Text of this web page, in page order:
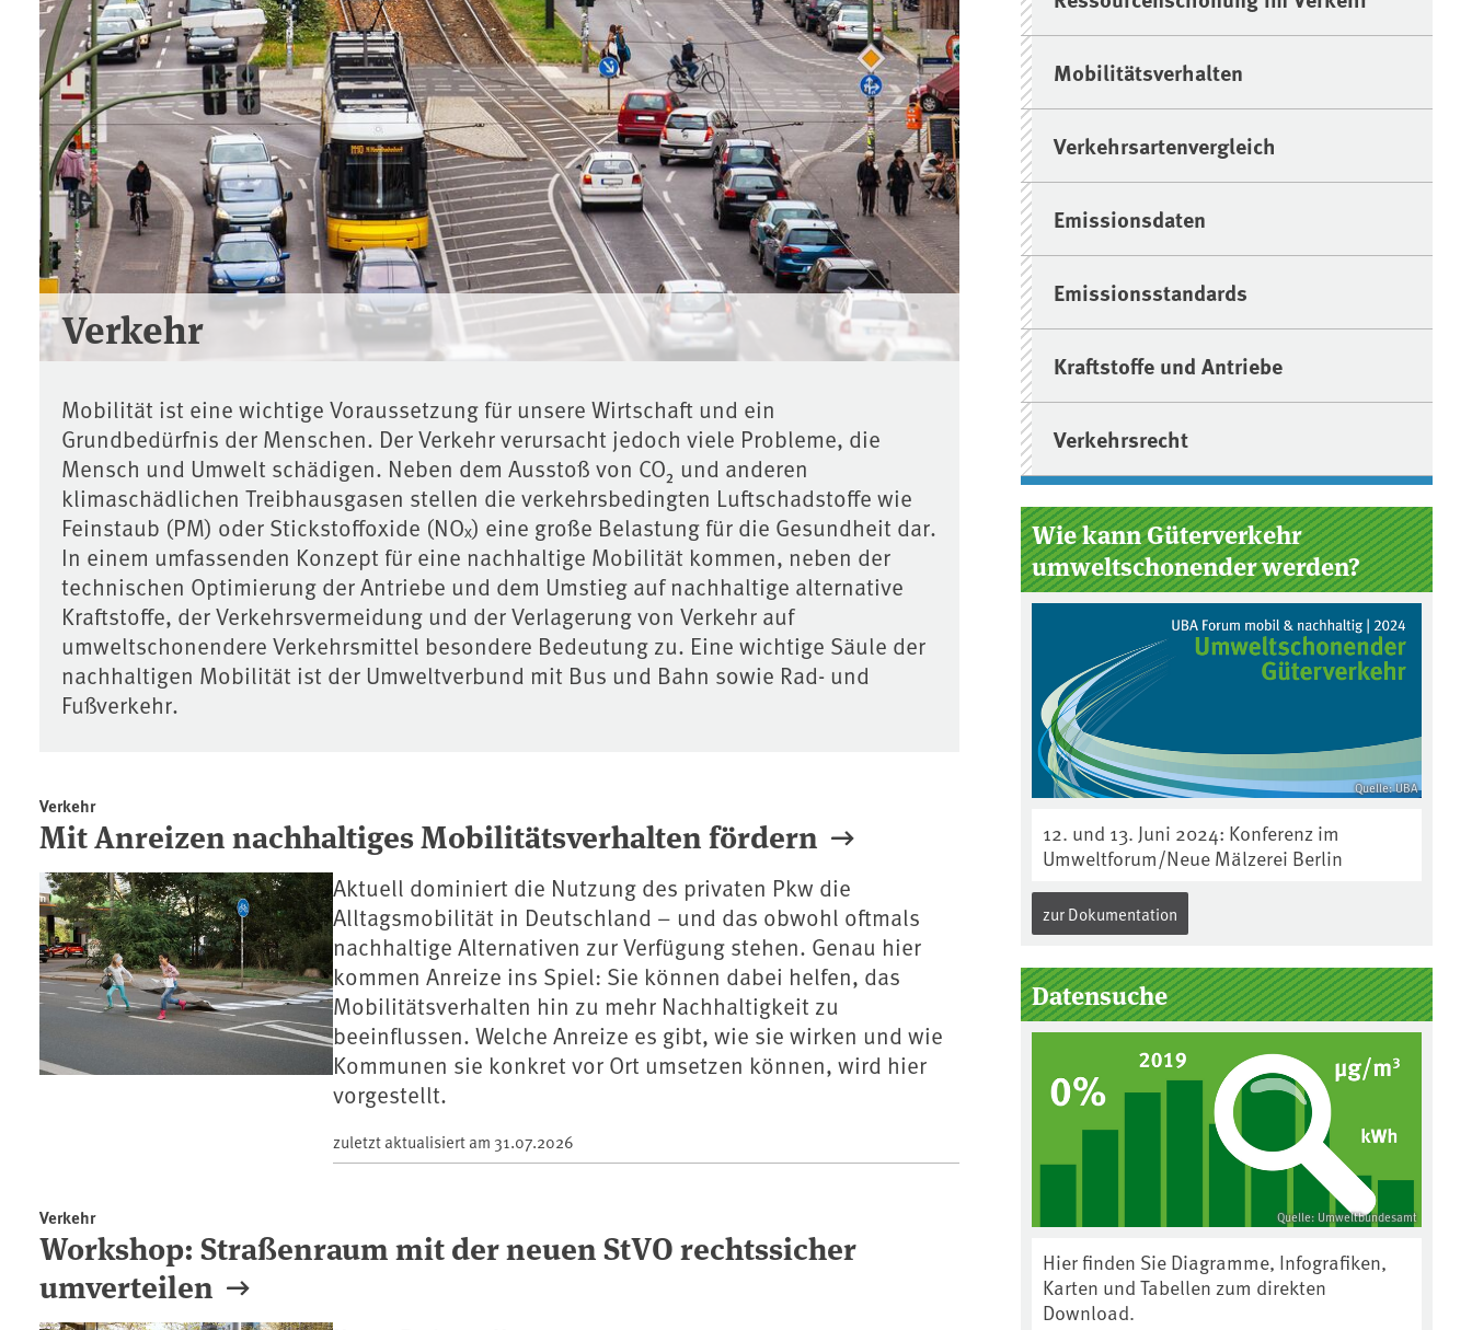
Verkehr
Mobilität ist eine wichtige Voraussetzung für unsere Wirtschaft und ein
Grundbedürfnis der Menschen. Der Verkehr verursacht jedoch viele Probleme, die
Mensch und Umwelt schädigen. Neben dem Ausstoß von CO₂ und anderen
klimaschädlichen Treibhausgasen stellen die verkehrsbedingten Luftschadstoffe wie
Feinstaub (PM) oder Stickstoffoxide (NOₓ) eine große Belastung für die Gesundheit dar.
In einem umfassenden Konzept für eine nachhaltige Mobilität kommen, neben der
technischen Optimierung der Antriebe und dem Umstieg auf nachhaltige alternative
Kraftstoffe, der Verkehrsvermeidung und der Verlagerung von Verkehr auf
umweltschonendere Verkehrsmittel besondere Bedeutung zu. Eine wichtige Säule der
nachhaltigen Mobilität ist der Umweltverbund mit Bus und Bahn sowie Rad- und
Fußverkehr.
Verkehr
Mit Anreizen nachhaltiges Mobilitätsverhalten fördern
Aktuell dominiert die Nutzung des privaten Pkw die
Alltagsmobilität in Deutschland – und das obwohl oftmals
nachhaltige Alternativen zur Verfügung stehen. Genau hier
kommen Anreize ins Spiel: Sie können dabei helfen, das
Mobilitätsverhalten hin zu mehr Nachhaltigkeit zu
beeinflussen. Welche Anreize es gibt, wie sie wirken und wie
Kommunen sie konkret vor Ort umsetzen können, wird hier
vorgestellt.
zuletzt aktualisiert am 31.07.2026
Verkehr
Workshop: Straßenraum mit der neuen StVO rechtssicher
umverteilen
Mobilitätsverhalten
Verkehrsartenvergleich
Emissionsdaten
Emissionsstandards
Kraftstoffe und Antriebe
Verkehrsrecht
Wie kann Güterverkehr
umweltschonender werden?
Quelle: UBA
12. und 13. Juni 2024: Konferenz im
Umweltforum/Neue Mälzerei Berlin
zur Dokumentation
Datensuche
Quelle: Umweltbundesamt
Hier finden Sie Diagramme, Infografiken,
Karten und Tabellen zum direkten
Download.